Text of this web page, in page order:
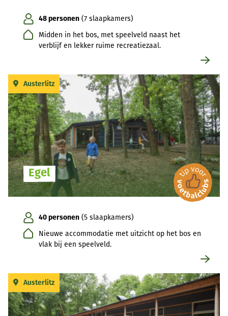
48 personen (7 slaapkamers)
Midden in het bos, met speelveld naast het
verblijf en lekker ruime recreatiezaal.
Austerlitz
Egel
40 personen (5 slaapkamers)
Nieuwe accommodatie met uitzicht op het bos en
vlak bij een speelveld.
Austerlitz